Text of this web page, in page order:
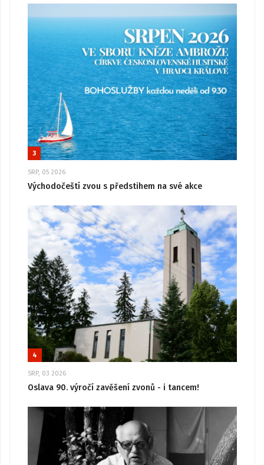
3
SRP, 05 2026
Východočeští zvou s předstihem na své akce
4
SRP, 03 2026
Oslava 90. výročí zavěšení zvonů - i tancem!